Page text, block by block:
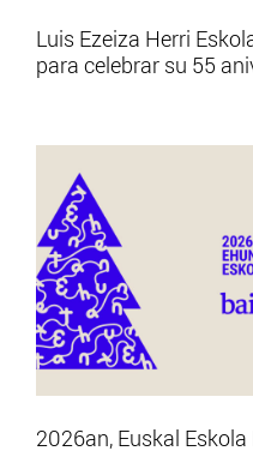
Luis Ezeiza Herri
para celebrar su 55
2026an, Euskal